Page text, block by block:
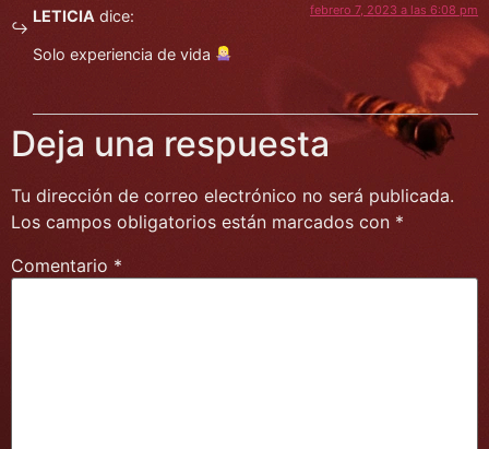
LETICIA dice: febrero 7, 2023 a las 6:08 pm
Solo experiencia de vida
Deja una respuesta
Tu dirección de correo electrónico no será publicada.
Los campos obligatorios están marcados con *
Comentario *